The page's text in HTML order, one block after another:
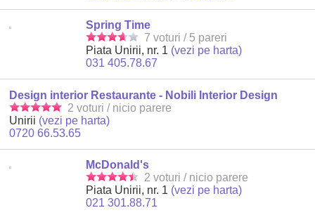
Spring Time
7 voturi / 5 pareri
Piata Unirii, nr. 1 (vezi pe harta)
031 405.78.67
Design interior Restaurante - Nobili Interior Design
2 voturi / nicio parere
Unirii (vezi pe harta)
0720 66.53.65
McDonald's
2 voturi / nicio parere
Piata Unirii, nr. 1 (vezi pe harta)
021 301.88.71